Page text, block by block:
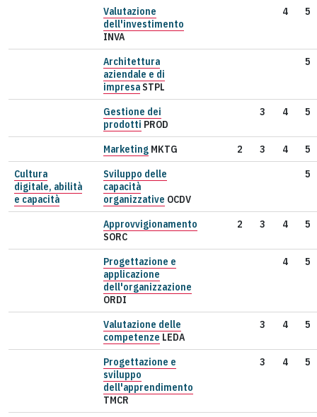
Valutazione
dell'investimento
INVA
4 5
Architettura
aziendale e di
impresa STPL
5
Gestione dei
prodotti PROD
3 4 5
Marketing MKTG 2 3 4
5
Cultura
digitale, abilità
e capacità
Sviluppo delle
capacità
organizzative OCDV
5
Approvvigionamento
SORC
2 3 4 5
Progettazione e
applicazione
dell'organizzazione
ORDI
4 5
Valutazione delle
competenze LEDA
3 4 5
Progettazione e
sviluppo
dell'apprendimento
TMCR
3 4 5